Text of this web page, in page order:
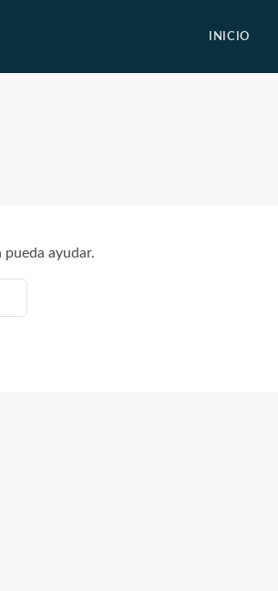
INICIO
ayudar.